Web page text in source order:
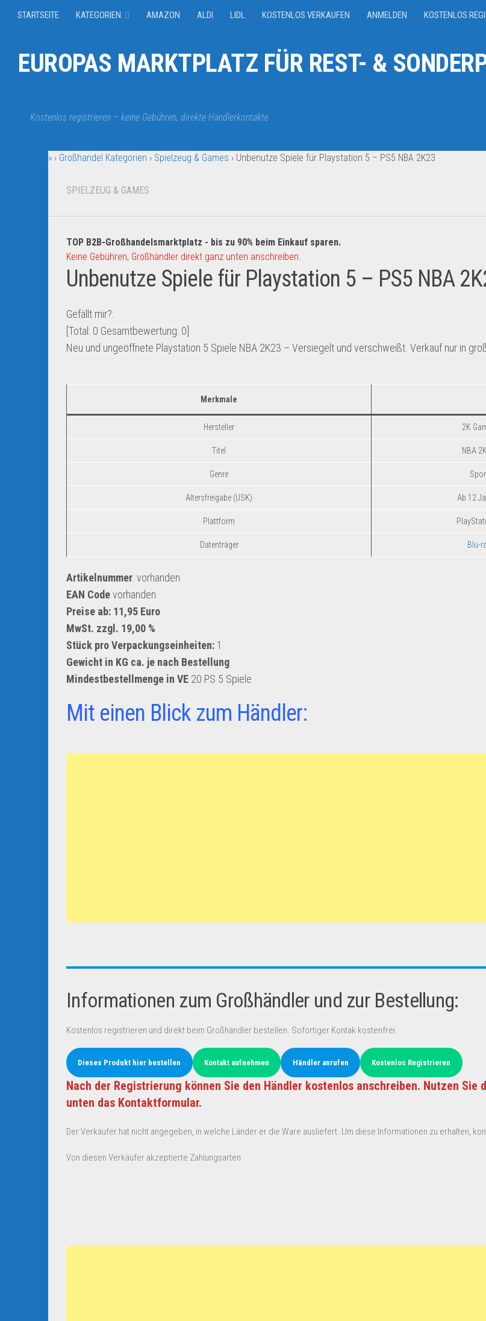
STARTSEITE KATEGORIEN AMAZON ALDI LIDL KOSTENLOS VERKAUFEN ANMELDEN KOSTENLOS
EUROPAS MARKTPLATZ FÜR REST- &
Kostenlos registrieren – keine Gebühren, direkte Händlerkontakte
» › Großhandel Kategorien › Spielzeug & Games › Unbenutze Spiele für Playstation 5 – PS5 NBA 2K23
SPIELZEUG & GAMES
TOP B2B-Großhandelsmarktplatz - bis zu 90% beim Einkauf sparen.
Keine Gebühren, Großhändler direkt ganz unten anschreiben.
Unbenutze Spiele für Playstation 5 – PS5 NBA
Gefällt mir?:
[Total: 0 Gesamtbewertung: 0
Neu und ungeöffnete Playstation 5 Spiele NBA 2K23 – Versiegelt und verschweißt. Verkauf nur in
Merkmale
Hersteller 2K
Titel NBA
Genre
Altersfreigabe (USK) Ab 12
Plattform
Datenträger Blu-
Artikelnummer: vorhanden
EAN Codevorhanden
Preise ab: 11,95 Euro
MwSt. zzgl. 19,00 %
Stück pro Verpackungseinheiten: 1
Gewicht in KG ca. je nach Bestellung
Mindestbestellmenge in VE 20 PS 5 Spiele
Mit einen Blick zum Händler:
Informationen zum Großhändler und zur Bestellung:
Kostenlos registrieren und direkt beim Großhändler bestellen. Sofortiger Kontak kostenfrei.
Dieses Produkt hier bestellen Kontakt aufnehmen Händler anrufen Kostenlos Registrieren
Nach der Registrierung können Sie den Händler kostenlos anschreiben. Nutzen Sie
unten das Kontaktformular.
Der Verkäufer hat nicht angegeben, in welche Länder er die Ware ausliefert. Um diese Informationen zu erhalten,
Von diesen Verkäufer akzeptierte Zahlungsarten